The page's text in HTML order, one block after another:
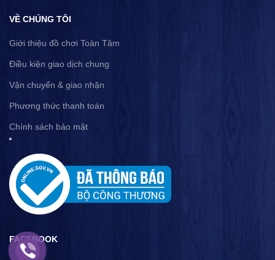
VỀ CHÚNG TÔI
Giới thiệu đồ chơi Toàn Tâm
Điều kiện giao dịch chung
Vận chuyển & giao nhận
Phương thức thanh toán
Chính sách bảo mật
FACEBOOK